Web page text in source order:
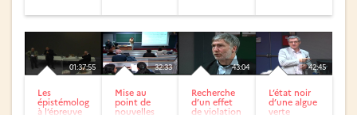
01:37:55
Les
épistémologies
à l’épreuve
32:33
Mise au
point de
nouvelles
43:04
Recherche
d’un effet
de violation
42:45
L’état noir
d’une algue
verte